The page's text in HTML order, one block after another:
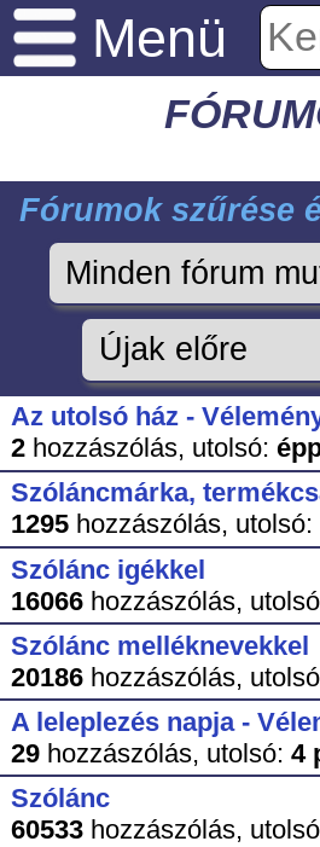
Menü
Fórumok szűrése
Az utolsó ház -
2hozzászólás, utolsó:
Szóláncmárka,
1295hozzászólás, utolsó:
Szólánc igékkel
16066hozzászólás,
Szólánc melléknevekkel
20186hozzászólás,
A leleplezés napja -
29hozzászólás, utolsó: 4
Szólánc
60533hozzászólás,